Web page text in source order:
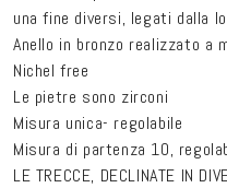
una fine diversi, legati dalla
Anello in bronzo realizzato a
Nichel free
Le pietre sono zirconi
Misura unica- regolabile
Misura di partenza 10,
LE TRECCE, DECLINATE IN